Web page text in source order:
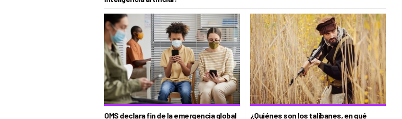
OMS declara fin de la emergencia global
¿Quiénes son los talibanes, en qué